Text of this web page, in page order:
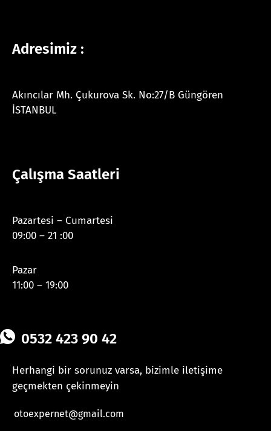
Adresimiz :
Akıncılar Mh. Çukurova Sk. No:27/B Güngören
İSTANBUL
Çalışma Saatleri
Pazartesi – Cumartesi
09:00 – 21 :00
Pazar
11:00 – 19:00
0532 423 90 42
Herhangi bir sorunuz varsa, bizimle iletişime
geçmekten çekinmeyin
otoexpernet@gmail.com